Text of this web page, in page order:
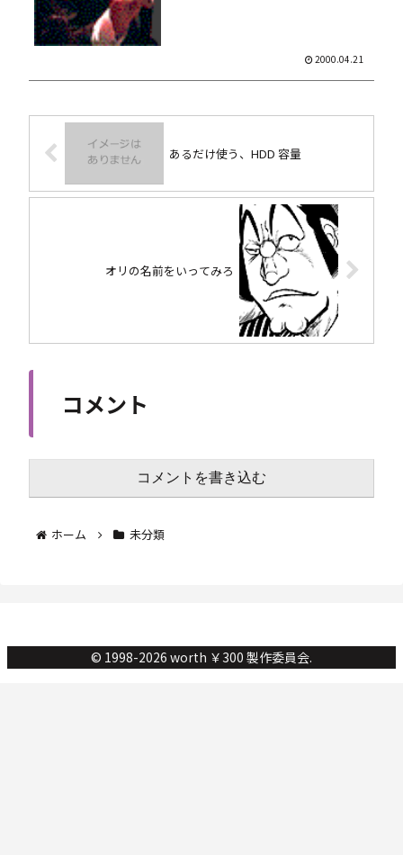
2000.04.21
あるだけ使う、HDD 容量
オリの名前をいってみろ
コメント
コメントを書き込む
ホーム 未分類
© 1998-2026 worth ￥300 製作委員会.